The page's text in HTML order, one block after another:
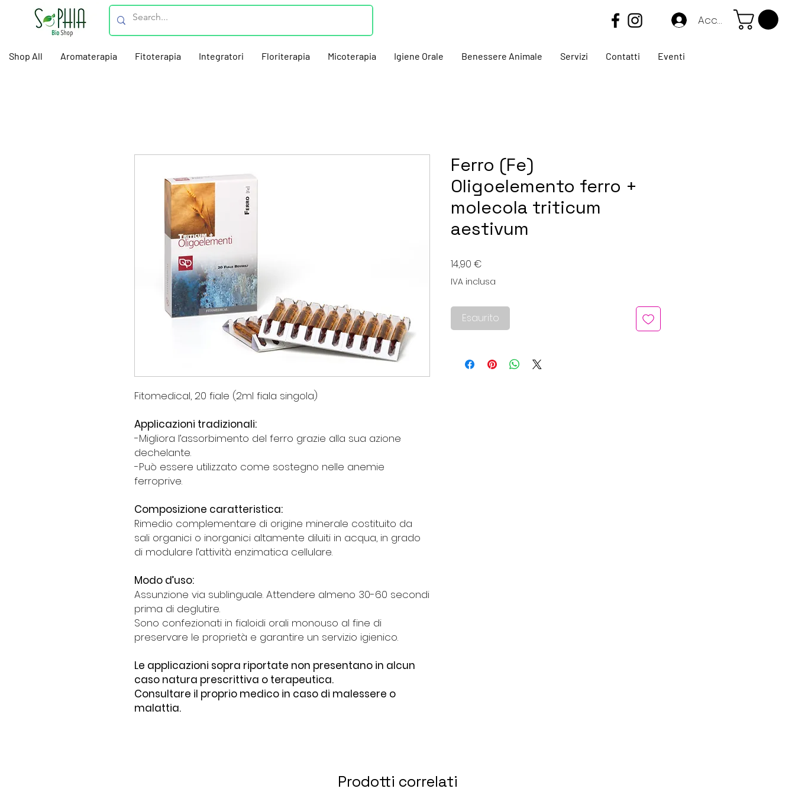
Accedi
Shop All Aromaterapia Fitoterapia Integratori Floriterapia Micoterapia Igiene Orale Benessere Animale Servizi Contatti Eventi
Fitomedical, 20 fiale (2ml fiala singola)
Applicazioni tradizionali:
-Migliora l’assorbimento del ferro grazie alla sua azione
dechelante.
-Può essere utilizzato come sostegno nelle anemie
ferroprive.
Composizione caratteristica:
Rimedio complementare di origine minerale costituito da
sali organici o inorganici altamente diluiti in acqua, in grado
di modulare l’attività enzimatica cellulare.
Modo d’uso:
Assunzione via sublinguale. Attendere almeno 30-60 secondi
prima di deglutire.
Sono confezionati in fialoidi orali monouso al fine di
preservare le proprietà e garantire un servizio igienico.
Le applicazioni sopra riportate non presentano in alcun
caso natura prescrittiva o terapeutica.
Consultare il proprio medico in caso di malessere o
malattia.
Ferro (Fe)
Oligoelemento ferro +
molecola triticum
aestivum
14,90 €
IVA inclusa
Esaurito
Prodotti correlati